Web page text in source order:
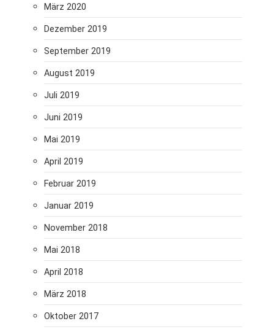
März 2020
Dezember 2019
September 2019
August 2019
Juli 2019
Juni 2019
Mai 2019
April 2019
Februar 2019
Januar 2019
November 2018
Mai 2018
April 2018
März 2018
Oktober 2017